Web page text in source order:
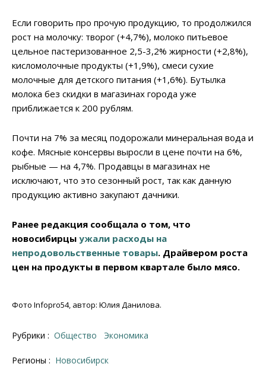
Если говорить про прочую продукцию, то продолжился
рост на молочку: творог (+4,7%), молоко питьевое
цельное пастеризованное 2,5-3,2% жирности (+2,8%),
кисломолочные продукты (+1,9%), смеси сухие
молочные для детского питания (+1,6%). Бутылка
молока без скидки в магазинах города уже
приближается к 200 рублям.
Почти на 7% за месяц подорожали минеральная вода и
кофе. Мясные консервы выросли в цене почти на 6%,
рыбные — на 4,7%. Продавцы в магазинах не
исключают, что это сезонный рост, так как данную
продукцию активно закупают дачники.
Ранее редакция сообщала о том, что
новосибирцы ужали расходы на
непродовольственные товары. Драйвером роста
цен на продукты в первом квартале было мясо.
Фото Infopro54, автор: Юлия Данилова.
Рубрики : Общество Экономика
Регионы : Новосибирск